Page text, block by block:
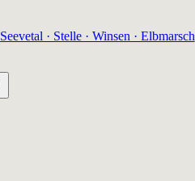
Seevetal · Stelle · Winsen · Elbmarsch